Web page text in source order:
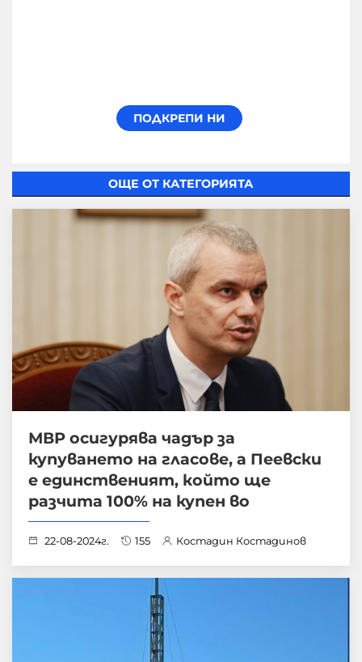
ОЩЕ ОТ КАТЕГОРИЯТА
МВР осигурява чадър за
купуването на гласове, а Пеевски
е единственият, който ще
разчита 100% на купен во
22-08-2024г. 155 Костадин Костадинов